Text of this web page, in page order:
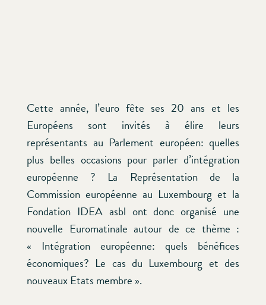
Cette année, l’euro fête ses 20 ans et les
Européens sont invités à élire leurs
représentants au Parlement européen: quelles
plus belles occasions pour parler d’intégration
européenne ? La Représentation de la
Commission européenne au Luxembourg et la
Fondation IDEA asbl ont donc organisé une
nouvelle Euromatinale autour de ce thème :
« Intégration européenne: quels bénéfices
économiques? Le cas du Luxembourg et des
nouveaux Etats membre ».